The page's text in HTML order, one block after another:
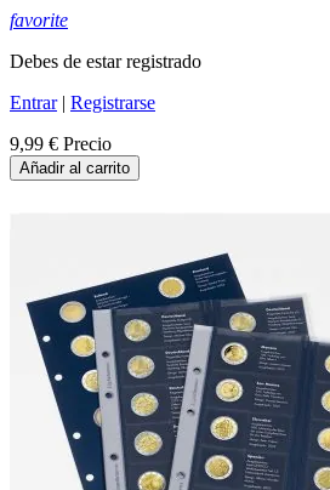
favorite
Debes de estar registrado
Entrar| Registrarse
9,99 € Precio
Añadir al carrito